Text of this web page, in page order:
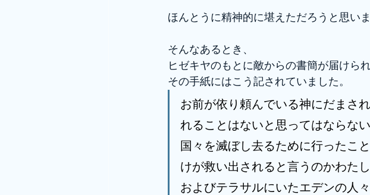
ほんとうに精神的に堪えただろうと思いま
そんなあるとき、
ヒゼキヤのもとに敵からの書簡が届けられ
その手紙にはこう記されていました。
お前が依り頼んでいる神にだまさ
れることはないと思ってはならな
国々を滅ぼし去るために行ったこ
けが救い出されると言うのかわた
およびテラサルにいたエデンの人